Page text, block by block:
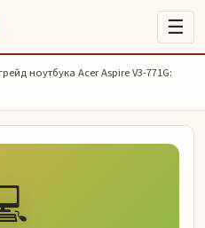
☰
ноутбука Acer Aspire V3-771G: